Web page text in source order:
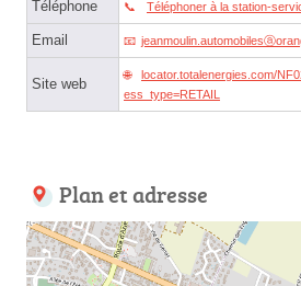
Téléphone Téléphoner à la station-
Email
Site web
locator.totalenergies.com/
ess_type=RETAIL
Plan et adresse